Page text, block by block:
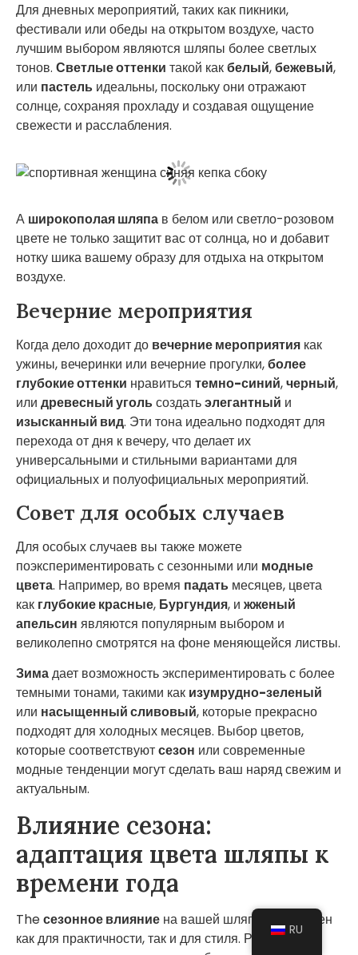
Для дневных мероприятий, таких как пикники,
фестивали или обеды на открытом воздухе, часто
лучшим выбором являются шляпы более светлых
тонов. Светлые оттенки такой какбелый,бежевый,
или пастель идеальны, поскольку они отражают
солнце, сохраняя прохладу и создавая ощущение
свежести и расслабления.
А широкополая шляпа в белом или светло-розовом
цвете не только защитит вас от солнца, но и добавит
нотку шика вашему образу для отдыха на открытом
воздухе.
Вечерние мероприятия
Когда дело доходит до вечерние мероприятия как
ужины, вечеринки или вечерние прогулки,более
глубокие оттенки нравиться темно-синий,черный,
или древесный угольсоздатьэлегантный и
изысканный вид. Эти тона идеально подходят для
перехода от дня к вечеру, что делает их
универсальными и стильными вариантами для
официальных и полуофициальных мероприятий.
Совет для особых случаев
Для особых случаев вы также можете
поэкспериментировать с сезонными или модные
цвета. Например, во время падать месяцев, цвета
как глубокие красные, Бургундия, и жженый
апельсин являются популярным выбором и
великолепно смотрятся на фоне меняющейся листвы.
Зимадает возможность экспериментировать с более
темными тонами, такими как изумрудно-зеленый
или насыщенный сливовый, которые прекрасно
подходят для холодных месяцев. Выбор цветов,
которые соответствуютсезон или современные
модные тенденции могут сделать ваш наряд свежим и
актуальным.
Влияние сезона:
адаптация цвета шляпы к
времени года
Theсезонное влияние на вашей шляпе цвет важен
как для практичности, так и для стиля. Разные RU